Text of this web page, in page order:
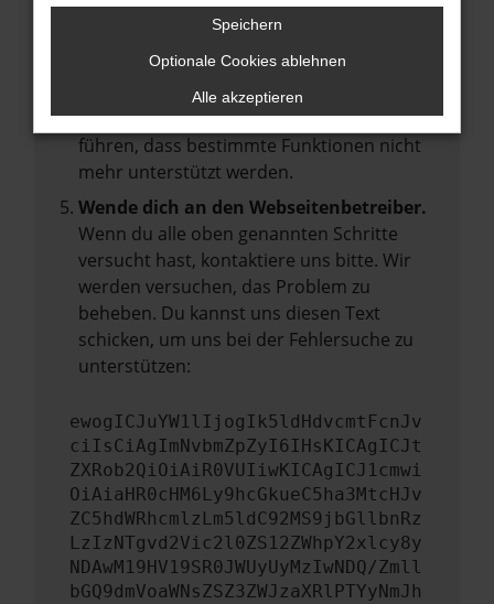
Stelle sicher, dass dein Browser und dein
Betriebssystem auf dem neuesten Stand
Veraltete Software birgt nicht nur ein
Sicherheitsrisiko, sondern kann auch dazu
führen, dass bestimmte Funktionen nicht
mehr unterstützt werden.
Wende dich an den Webseitenbetreiber.
Wenn du alle oben genannten Schritte
versucht hast, kontaktiere uns bitte. Wir
werden versuchen, das Problem zu
beheben. Du kannst uns diesen Text
schicken, um uns bei der Fehlersuche zu
unterstützen:
ewogICJuYW1lIjogIk5ldHdvcmtFcnJv
ciIsCiAgImNvbmZpZyI6IHsKICAgICJt
ZXRob2QiOiAiR0VUIiwKICAgICJ1cmwi
OiAiaHR0cHM6Ly9hcGkueC5ha3MtcHJv
ZC5hdWRhcmlzLm5ldC92MS9jbGllbnRz
LzIzNTgvd2Vic2l0ZS12ZWhpY2xlcy8y
NDAwM19HV19SR0JWUyUyMzIwNDQ/Zmll
bGQ9dmVoaWNsZSZ3ZWJzaXRlPTYyNmJh
Speichern
Optionale Cookies ablehnen
Alle akzeptieren